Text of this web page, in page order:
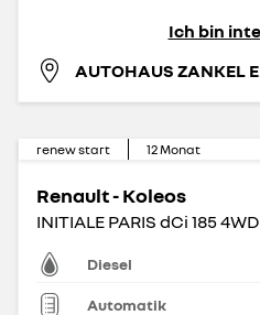
Ich bin
AUTOHAUS ZANKEL
renew start 12Monat
Renault - Koleos
INITIALE PARIS dCi 185
Diesel
Automatik